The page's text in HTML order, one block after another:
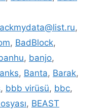
,
, BadBlock,
, banjo,
, Banta, Barak,
, bbb virüsü, bbc,
, BEAST